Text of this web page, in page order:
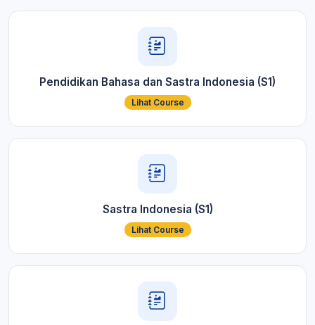
Pendidikan Bahasa dan Sastra Indonesia (S1)
Lihat Course
Sastra Indonesia (S1)
Lihat Course